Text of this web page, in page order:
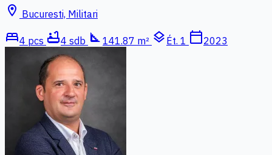
location_on Bucuresti, Militari
bed4 pcs bathtub4 sdb square_foot 141.87 m² layers Ét. 1 calendar_today2023